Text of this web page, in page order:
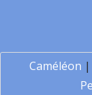
Caméléon |